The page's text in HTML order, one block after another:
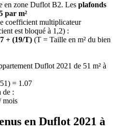
en zone Duflot B2. Les plafonds
par m²
coefficient multiplicateur
est bloqué à 1,2) :
+ (19/T) (T = Taille en m² du bien
Duflot 2021 de 51 m² à
= 1.07
de :
mois
en Duflot 2021 à